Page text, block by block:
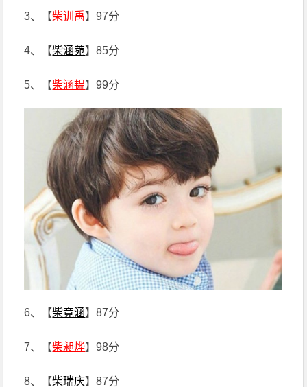
3、【柴训禹】97分
4、【柴涵菀】85分
5、【柴涵韫】99分
6、【柴竟涵】87分
7、【柴昶烨】98分
8、【柴瑞庆】87分